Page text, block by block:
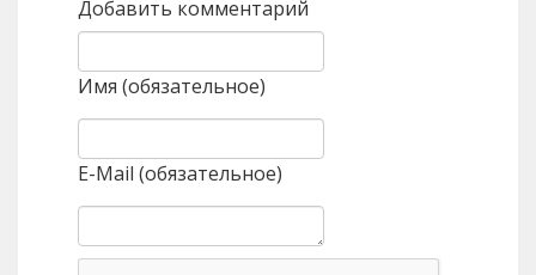
Добавить комментарий
Имя (обязательное)
E-Mail (обязательное)